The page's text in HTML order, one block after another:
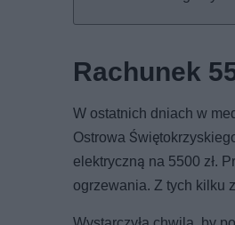
Rachunek
W ostatnich dniach w
Ostrowa
elektryczną na 5500 zł.
ogrzewania. Z tych kilku